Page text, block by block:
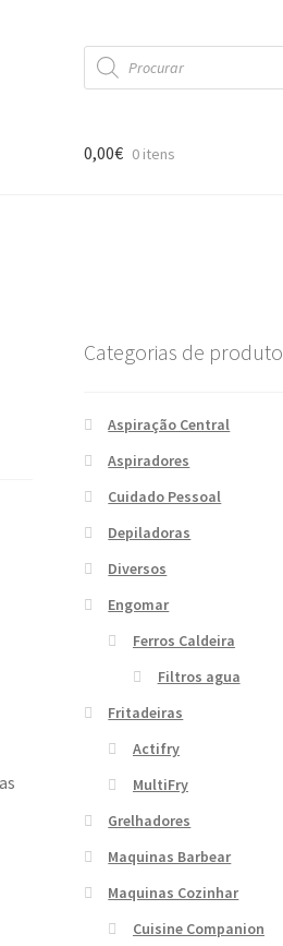
Products
search
0,00€ 0 itens
Categorias de produto
Aspiração Central
Aspiradores
Cuidado Pessoal
Depiladoras
Diversos
Engomar
Ferros Caldeira
Filtros agua
Fritadeiras
Actifry
MultiFry
Grelhadores
Maquinas Barbear
Maquinas Cozinhar
Cuisine Companion